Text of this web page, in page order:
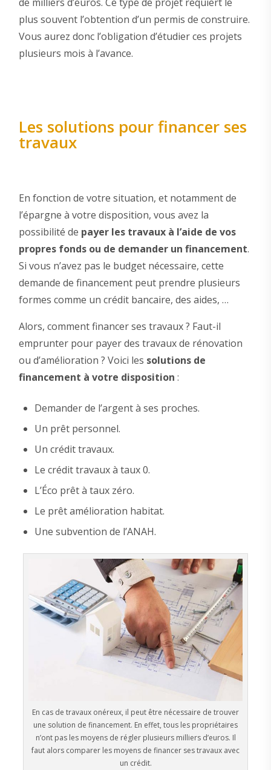
plus souvent l’obtention d’un permis de construire.
Vous aurez donc l’obligation d’étudier ces projets
plusieurs mois à l’avance.
Les solutions pour financer ses
travaux
En fonction de votre situation, et notamment de
l’épargne à votre disposition, vous avez la
possibilité de payer les travaux à l’aide de vos
propres fonds ou de demander un financement.
Si vous n’avez pas le budget nécessaire, cette
demande de financement peut prendre plusieurs
formes comme un crédit bancaire, des aides, …
Alors, comment financer ses travaux ? Faut-il
emprunter pour payer des travaux de rénovation
ou d’amélioration ? Voici les solutions de
financement à votre disposition :
Demander de l’argent à ses proches.
Un prêt personnel.
Un crédit travaux.
Le crédit travaux à taux 0.
L’Éco prêt à taux zéro.
Le prêt amélioration habitat.
Une subvention de l’ANAH.
En cas de travaux onéreux, il peut être nécessaire de trouver
une solution de financement. En effet, tous les propriétaires
n’ont pas les moyens de régler plusieurs milliers d’euros. Il
faut alors comparer les moyens de financer ses travaux avec
un crédit.